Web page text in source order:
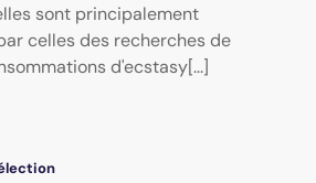
sont principalement
celles des recherches de
d'ecstasy[...]